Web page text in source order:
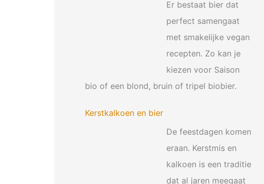
Er bestaat bier dat
perfect samengaat
met smakelijke vegan
recepten. Zo kan je
kiezen voor Saison
bio of een blond, bruin of tripel biobier.
Kerstkalkoen en bier
De feestdagen komen
eraan. Kerstmis en
kalkoen is een traditie
dat al jaren meegaat